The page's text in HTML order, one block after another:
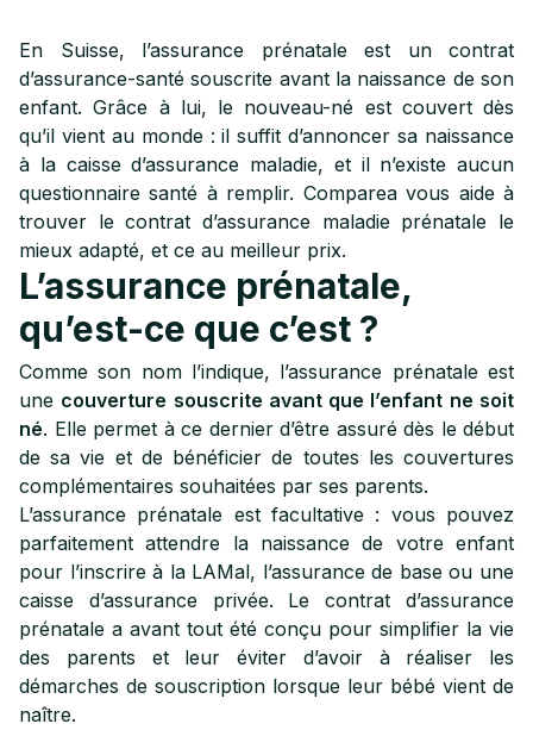
prénatales ?
Quelle franchise choisir pour l’assurance prénatale ?
8 Comment choisir l’assurance maladie prénatale ?
9
Est-ce possible de souscrire à une assurance prénatale
dans une caisse différente de la mienne ?
10
Comment comparer correctement les assurances
complémentaires d’une prénatale ?
En Suisse, l’assurance prénatale est un contrat
d’assurance-santé souscrite avant la naissance de son
enfant. Grâce à lui, le nouveau-né est couvert dès
qu’il vient au monde : il suffit d’annoncer sa naissance
à la caisse d’assurance maladie, et il n’existe aucun
questionnaire santé à remplir. Comparea vous aide à
trouver le contrat d’assurance maladie prénatale le
mieux adapté, et ce au meilleur prix.
L’assurance prénatale,
qu’est-ce que c’est ?
Comme son nom l’indique, l’assurance prénatale est
une couverture souscrite avant que l’enfant ne soit
né. Elle permet à ce dernier d’être assuré dès le début
de sa vie et de bénéficier de toutes les couvertures
complémentaires souhaitées par ses parents.
L’assurance prénatale est facultative : vous pouvez
parfaitement attendre la naissance de votre enfant
pour l’inscrire à la LAMal, l’assurance de base ou une
caisse d’assurance privée. Le contrat d’assurance
prénatale a avant tout été conçu pour simplifier la vie
des parents et leur éviter d’avoir à réaliser les
démarches de souscription lorsque leur bébé vient de
naître.